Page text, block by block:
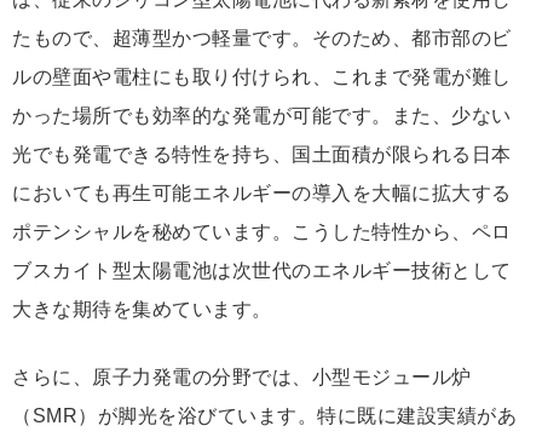
たもので、超薄型かつ軽量です。そのため、都市部のビ
ルの壁面や電柱にも取り付けられ、これまで発電が難し
かった場所でも効率的な発電が可能です。また、少ない
光でも発電できる特性を持ち、国土面積が限られる日本
においても再生可能エネルギーの導入を大幅に拡大する
ポテンシャルを秘めています。こうした特性から、ペロ
ブスカイト型太陽電池は次世代のエネルギー技術として
大きな期待を集めています。
さらに、原子力発電の分野では、小型モジュール炉
（SMR）が脚光を浴びています。特に既に建設実績があ